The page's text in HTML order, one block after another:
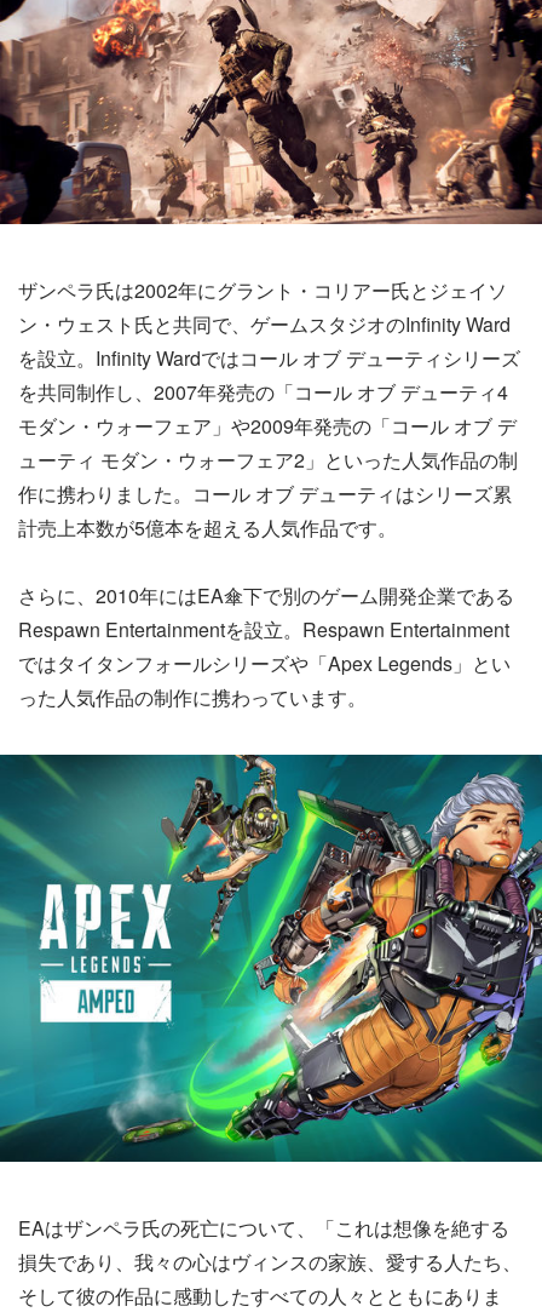
ザンペラ氏は2002年にグラント・コリアー氏とジェイソ
ン・ウェスト氏と共同で、ゲームスタジオのInfinity Ward
を設立。Infinity Wardではコール オブ デューティシリーズ
を共同制作し、2007年発売の「コール オブ デューティ4
モダン・ウォーフェア」や2009年発売の「コール オブ デ
ューティ モダン・ウォーフェア2」といった人気作品の制
作に携わりました。コール オブ デューティはシリーズ累
計売上本数が5億本を超える人気作品です。
さらに、2010年にはEA傘下で別のゲーム開発企業である
Respawn Entertainmentを設立。Respawn Entertainment
ではタイタンフォールシリーズや「Apex Legends」とい
った人気作品の制作に携わっています。
EAはザンペラ氏の死亡について、「これは想像を絶する
損失であり、我々の心はヴィンスの家族、愛する人たち、
そして彼の作品に感動したすべての人々とともにありま